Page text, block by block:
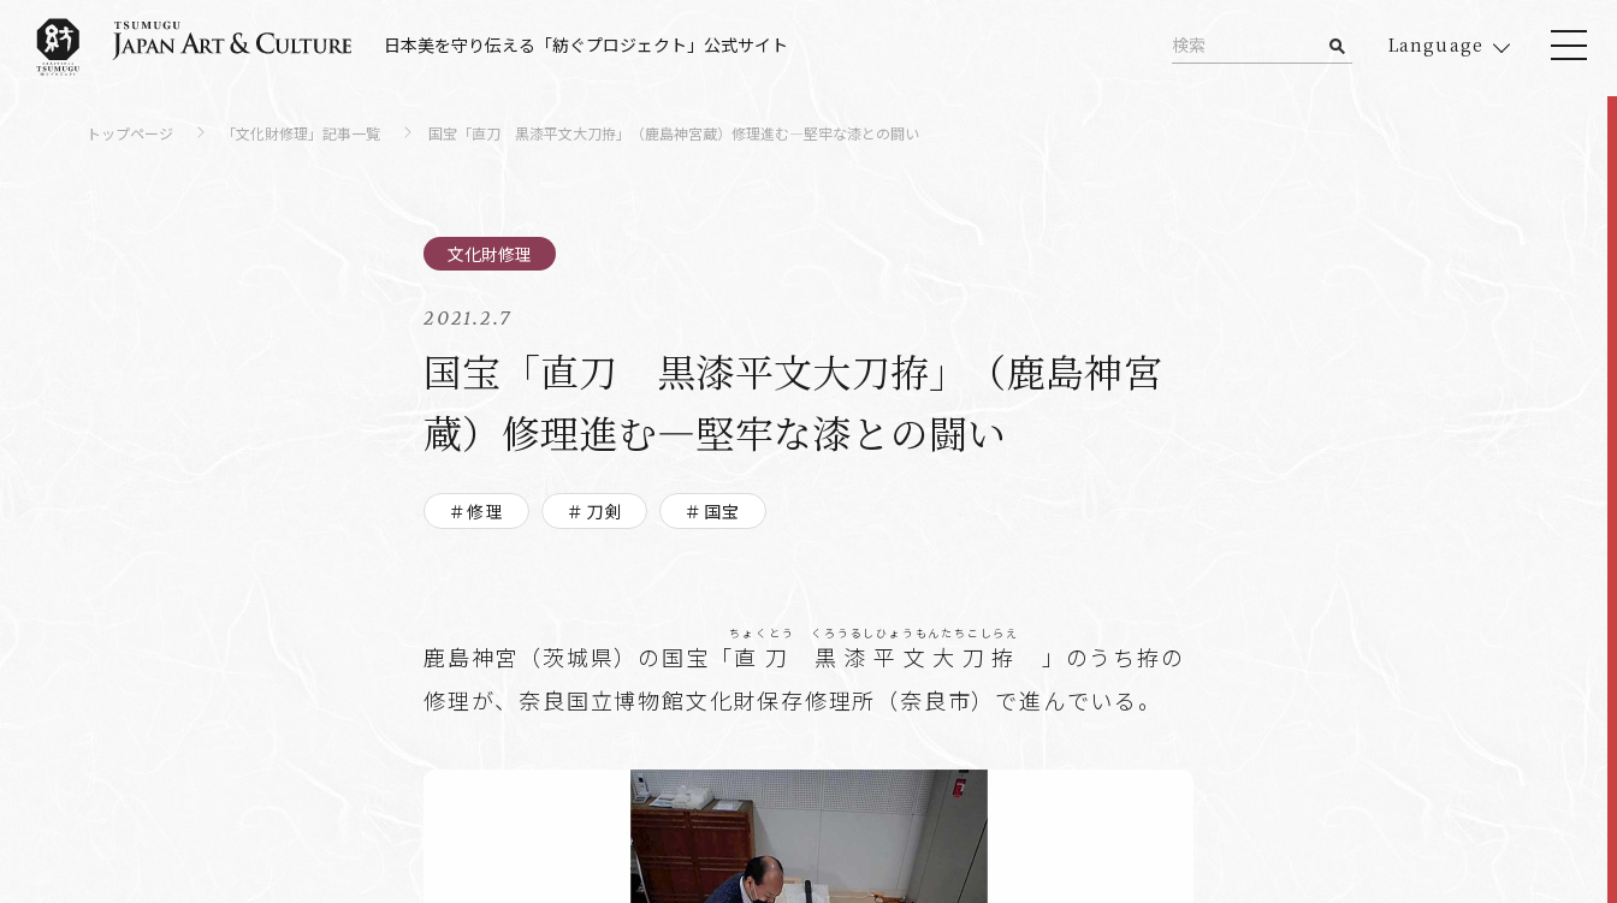
日本美を守り伝える「紡ぐプロジェクト」公式サイト Language
トップページ 「文化財修理」記事一覧 国宝「直刀 黒漆平文大刀拵」（鹿島神宮蔵）修理進む―堅牢な漆との闘い
2021.2.7
国宝「直刀 黒漆平文大刀拵」（鹿島神宮
蔵）修理進む―堅牢な漆との闘い
＃修理 ＃刀剣 ＃国宝
鹿島神宮（茨城県）の国宝「直刀
ちょくとう
黒漆平文大刀拵
くろうるしひょうもんたちこしらえ
」のうち拵の
修理が、奈良国立博物館文化財保存修理所（奈良市）で進んでいる。